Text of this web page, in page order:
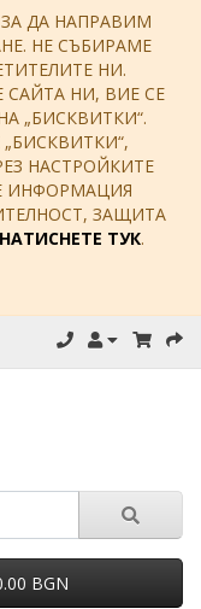
ДА НАПРАВИМ
НЕ СЪБИРАМЕ
НИ.
САЙТА НИ, ВИЕ СЕ
„БИСКВИТКИ“.
НАСТРОЙКИТЕ
ИНФОРМАЦИЯ
ЗАЩИТА
НАТИСНЕТЕ ТУК.
- €0.00 / 0.00 BGN